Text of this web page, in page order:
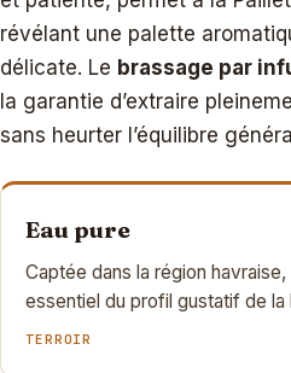
révélant une palette
délicate. Le brassage par
la garantie d’extraire
sans heurter l’équilibre
Eau pure
Captée dans la région
essentiel du profil gustatif de la
TERROIR